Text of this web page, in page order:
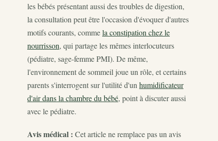
les bébés présentant aussi des troubles de digestion,
la consultation peut être l'occasion d'évoquer d'autres
motifs courants, commela constipation chez le
nourrisson, qui partage les mêmes interlocuteurs
(pédiatre, sage-femme PMI). De même,
l'environnement de sommeil joue un rôle, et certains
parents s'interrogent sur l'utilité d'un humidificateur
d'air dans la chambre du bébé, point à discuter aussi
avec le pédiatre.
Avis médical : Cet article ne remplace pas un avis